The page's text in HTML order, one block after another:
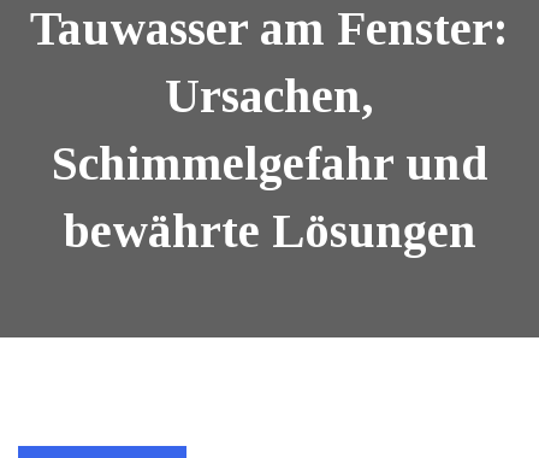
Tauwasser am Fenster:
Ursachen,
Schimmelgefahr und
bewährte Lösungen